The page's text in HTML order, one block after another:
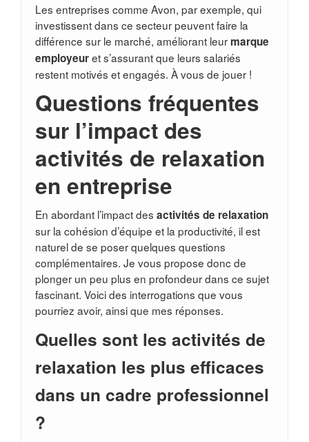
Les entreprises comme Avon, par exemple, qui
investissent dans ce secteur peuvent faire la
différence sur le marché, améliorant leur marque
employeuret s’assurant que leurs salariés
restent motivés et engagés. À vous de jouer !
Questions fréquentes
sur l’impact des
activités de relaxation
en entreprise
En abordant l’impact des activités de relaxation
sur la cohésion d’équipe et la productivité, il est
naturel de se poser quelques questions
complémentaires. Je vous propose donc de
plonger un peu plus en profondeur dans ce sujet
fascinant. Voici des interrogations que vous
pourriez avoir, ainsi que mes réponses.
Quelles sont les activités de
relaxation les plus efficaces
dans un cadre professionnel
?